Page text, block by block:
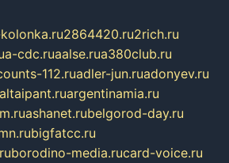
2864420.ru2rich.ru
a-cdc.ruaalse.rua380club.ru
112.ruadler-jun.ruadonyev.ru
altaipant.ruargentinamia.ru
ashanet.rubelgorod-day.ru
bigfatcc.ru
borodino-media.rucard-voice.ru